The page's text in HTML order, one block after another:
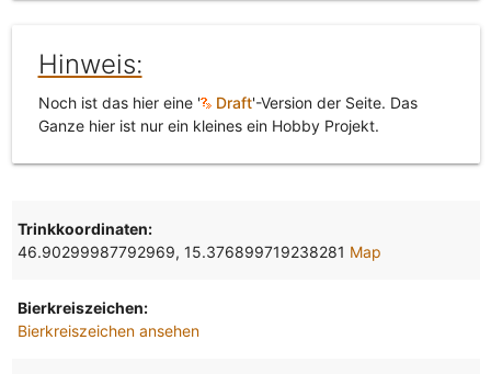
Hinweis:
Noch ist das hier eine ' Draft'-Version der Seite. Das
Ganze hier ist nur ein kleines ein Hobby Projekt.
Trinkkoordinaten:
46.90299987792969, 15.376899719238281 Map
Bierkreiszeichen:
Bierkreiszeichen ansehen